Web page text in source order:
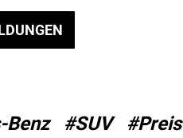
Benz #SUV #Preis